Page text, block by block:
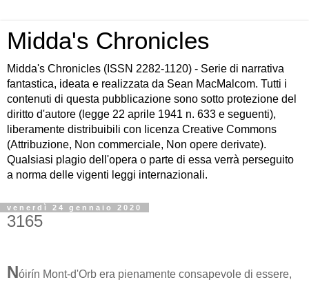
Midda's Chronicles
Midda's Chronicles (ISSN 2282-1120) - Serie di narrativa
fantastica, ideata e realizzata da Sean MacMalcom. Tutti i
contenuti di questa pubblicazione sono sotto protezione del
diritto d'autore (legge 22 aprile 1941 n. 633 e seguenti),
liberamente distribuibili con licenza Creative Commons
(Attribuzione, Non commerciale, Non opere derivate).
Qualsiasi plagio dell'opera o parte di essa verrà perseguito
a norma delle vigenti leggi internazionali.
venerdì 24 gennaio 2020
3165
Nóirín Mont-d'Orb era pienamente consapevole di essere,